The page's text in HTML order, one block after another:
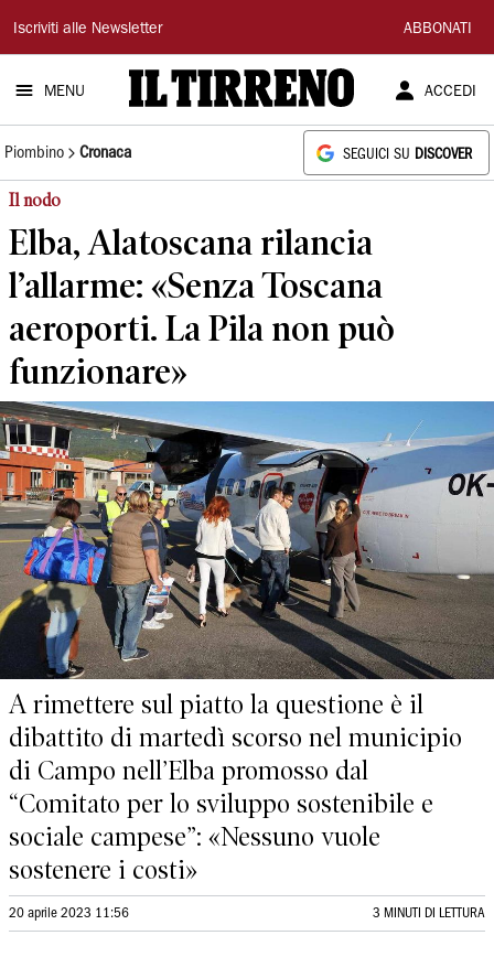
Il
Tirreno
Iscriviti alle Newsletter ABBONATI
MENU ACCEDI
Piombino Cronaca SEGUICI SU DISCOVER
Il nodo
Elba, Alatoscana rilancia
l’allarme: «Senza Toscana
aeroporti. La Pila non può
funzionare»
A rimettere sul piatto la questione è il
dibattito di martedì scorso nel municipio
di Campo nell’Elba promosso dal
“Comitato per lo sviluppo sostenibile e
sociale campese”: «Nessuno vuole
sostenere i costi»
20 aprile 2023 11:56 3 MINUTI DI LETTURA